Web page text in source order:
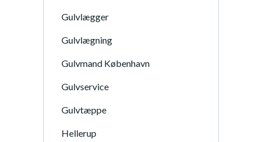
Gulvlægger
Gulvlægning
Gulvmand København
Gulvservice
Gulvtæppe
Hellerup